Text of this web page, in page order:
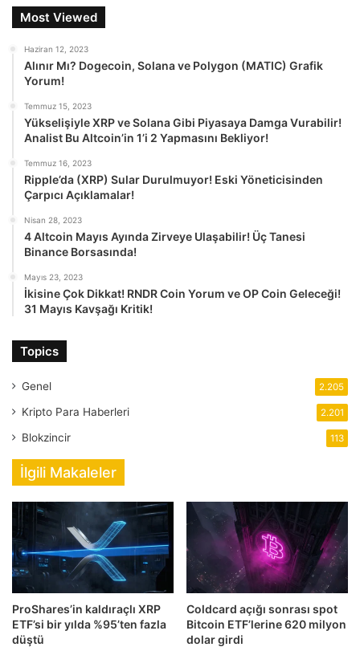
Most Viewed
Haziran 12, 2023
Alınır Mı? Dogecoin, Solana ve Polygon (MATIC) Grafik
Yorum!
Temmuz 15, 2023
Yükselişiyle XRP ve Solana Gibi Piyasaya Damga Vurabilir!
Analist Bu Altcoin’in 1’i 2 Yapmasını Bekliyor!
Temmuz 16, 2023
Ripple’da (XRP) Sular Durulmuyor! Eski Yöneticisinden
Çarpıcı Açıklamalar!
Nisan 28, 2023
4 Altcoin Mayıs Ayında Zirveye Ulaşabilir! Üç Tanesi
Binance Borsasında!
Mayıs 23, 2023
İkisine Çok Dikkat! RNDR Coin Yorum ve OP Coin Geleceği!
31 Mayıs Kavşağı Kritik!
Topics
Genel 2.205
Kripto Para Haberleri 2.201
Blokzincir 113
İlgili Makaleler
ProShares’in kaldıraçlı XRP
ETF’si bir yılda %95’ten fazla
düştü
Coldcard açığı sonrası spot
Bitcoin ETF’lerine 620 milyon
dolar girdi